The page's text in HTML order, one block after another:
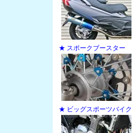
★ スポークブースター
★ ビッグスポーツバイク